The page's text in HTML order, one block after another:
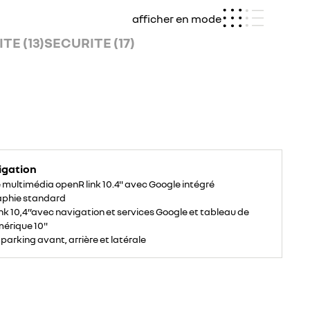
afficher en mode
(13)SECURITE (17)
openR link 10.4" avec Google intégré
standard
10,4’’avec navigation et services Google et tableau de
10"
avant, arrière et latérale